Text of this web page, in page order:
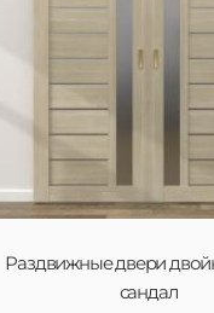
Раздвижные двери
сандал